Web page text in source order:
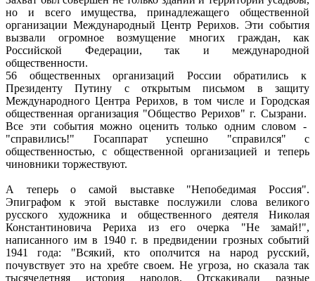
но и всего имущества, принадлежащего общественной
организации Международный Центр Рерихов. Эти события
вызвали огромное возмущение многих граждан, как
Российской Федерации, так и международной
общественности.
56 общественных организаций России обратились к
Президенту Путину с открытым письмом в защиту
Международного Центра Рерихов, в том числе и Городская
общественная организация "Общество Рерихов" г. Сызрани.
Все эти события можно оценить только одним словом -
"справились!" Госаппарат успешно "справился" с
общественностью, с общественной организацией и теперь
чиновники торжествуют.
А теперь о самой выставке "Непобедимая Россия".
Эпиграфом к этой выставке послужили слова великого
русского художника и общественного деятеля Николая
Константиновича Рериха из его очерка "Не замай!",
написанного им в 1940 г. в предвидении грозных событий
1941 года: "Всякий, кто ополчится на народ русский,
почувствует это на хребте своем. Не угроза, но сказала так
тысячелетняя история народов. Отскакивали разные